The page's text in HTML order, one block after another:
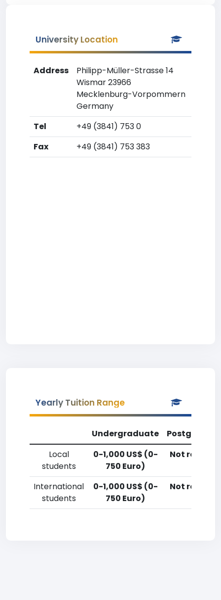
University Location
Address
Philipp-Müller-Strasse 14
Wismar 23966
Mecklenburg-Vorpommern
Germany
Tel
+49 (3841) 753 0
Fax
+49 (3841) 753 383
Yearly Tuition Range
Undergraduate
Local
students
0-1,000 US$ (0-
750 Euro)
Not
International
students
0-1,000 US$ (0-
750 Euro)
Not